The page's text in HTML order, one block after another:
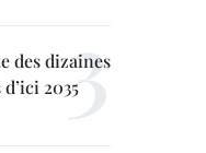
des dizaines
2035